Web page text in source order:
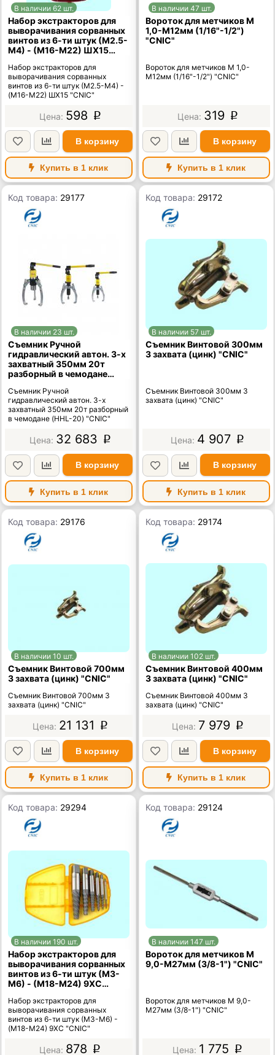
В наличии 62 шт.
Набор экстракторов для
выворачивания сорванных
винтов из 6-ти штук (М2.5-
М4) - (М16-М22) ШХ15
Набор экстракторов для
выворачивания сорванных
винтов из 6-ти штук (М2.5-М4) -
(М16-М22) ШХ15 "CNIC"
598 p
В корзину
Купить в 1 клик
В наличии 47 шт.
Вороток для метчиков М
1,0-М12мм (1/16"-1/2")
"CNIC"
Вороток для метчиков М 1,0-
М12мм (1/16"-1/2") "CNIC"
319 p
В корзину
Купить в 1 клик
Код товара: 29177
В наличии 23 шт.
Съемник Ручной
гидравлический автон. 3-х
захватный 350мм 20т
разборный в чемодане
Съемник Ручной
гидравлический автон. 3-х
захватный 350мм 20т разборный
в чемодане (HHL-20) "CNIC"
32 683 p
В корзину
Купить в 1 клик
Код товара: 29172
В наличии 57 шт.
Съемник Винтовой 300мм
3 захвата (цинк) "CNIC"
Съемник Винтовой 300мм 3
захвата (цинк) "CNIC"
4 907 p
В корзину
Купить в 1 клик
Код товара: 29176
В наличии 10 шт.
Съемник Винтовой 700мм
3 захвата (цинк) "CNIC"
Съемник Винтовой 700мм 3
захвата (цинк) "CNIC"
21 131 p
В корзину
Купить в 1 клик
Код товара: 29174
В наличии 102 шт.
Съемник Винтовой 400мм
3 захвата (цинк) "CNIC"
Съемник Винтовой 400мм 3
захвата (цинк) "CNIC"
7 979 p
В корзину
Купить в 1 клик
Код товара: 29294
В наличии 190 шт.
Набор экстракторов для
выворачивания сорванных
винтов из 6-ти штук (М3-
М6) - (М18-М24) 9ХС
Набор экстракторов для
выворачивания сорванных
винтов из 6-ти штук (М3-М6) -
(М18-М24) 9ХС "CNIC"
878 p
Код товара: 29124
В наличии 147 шт.
Вороток для метчиков М
9,0-М27мм (3/8-1") "CNIC"
Вороток для метчиков М 9,0-
М27мм (3/8-1") "CNIC"
1 775 p